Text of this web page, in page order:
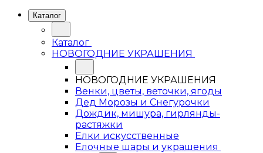
Каталог
Каталог
НОВОГОДНИЕ УКРАШЕНИЯ
НОВОГОДНИЕ УКРАШЕНИЯ
Венки, цветы, веточки, ягоды
Дед Морозы и Снегурочки
Дождик, мишура, гирлянды-
растяжки
Елки искусственные
Елочные шары и украшения